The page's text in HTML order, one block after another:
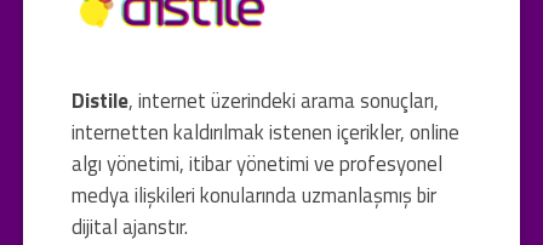
Distile, internet üzerindeki arama sonuçları,
internetten kaldırılmak istenen içerikler, online
algı yönetimi, itibar yönetimi ve profesyonel
medya ilişkileri konularında uzmanlaşmış bir
dijital ajanstır.